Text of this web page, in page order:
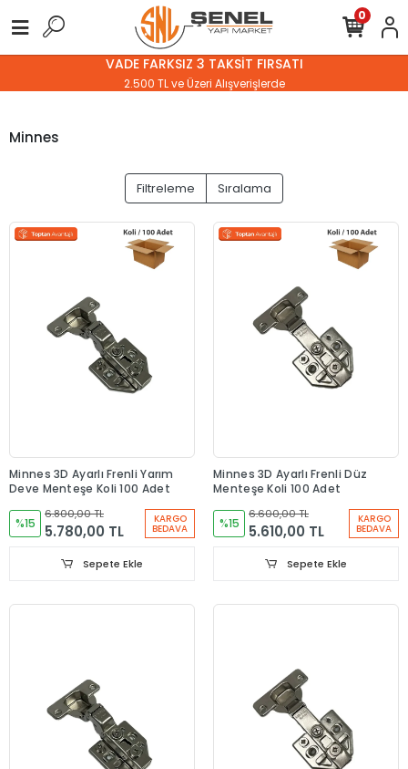
VADE FARKSIZ 3 TAKSİT FIRSATI
2.500 TL ve Üzeri Alışverişlerde
0
Minnes
Filtreleme Sıralama
Minnes 3D Ayarlı Frenli Yarım
Deve Menteşe Koli 100 Adet
%15
6.800,00 TL
5.780,00 TL
KARGO
BEDAVA
Sepete Ekle
Minnes 3D Ayarlı Frenli Düz
Menteşe Koli 100 Adet
%15
6.600,00 TL
5.610,00 TL
KARGO
BEDAVA
Sepete Ekle